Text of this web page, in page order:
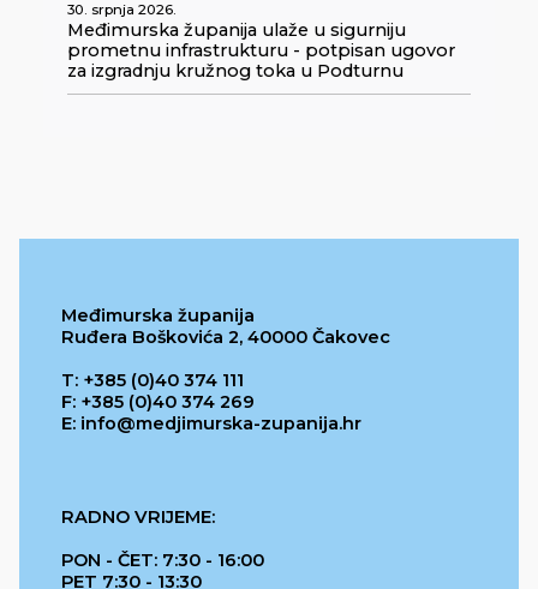
30. srpnja 2026.
Međimurska županija ulaže u sigurniju
prometnu infrastrukturu - potpisan ugovor
za izgradnju kružnog toka u Podturnu
Međimurska županija
Ruđera Boškovića 2, 40000 Čakovec
T: +385 (0)40 374 111
F: +385 (0)40 374 269
E: info@medjimurska-zupanija.hr
RADNO VRIJEME:
PON - ČET: 7:30 - 16:00
PET 7:30 - 13:30